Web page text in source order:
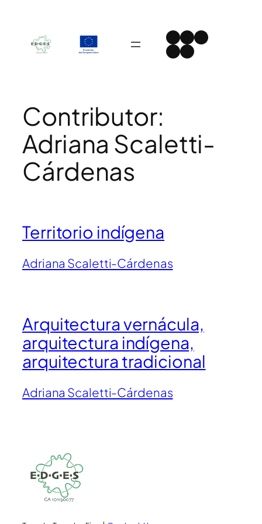
content
Instagram
Facebook
LinkedIn
Spotify
YouTube
Contributor:
Adriana Scaletti-
Cárdenas
Territorio indígena
Adriana Scaletti-Cárdenas
Arquitectura vernácula,
arquitectura indígena,
arquitectura tradicional
Adriana Scaletti-Cárdenas